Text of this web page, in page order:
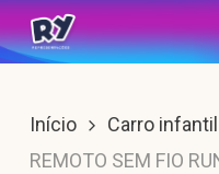
Skip
to
content
Início Carro infantil
REMOTO SEM FIO